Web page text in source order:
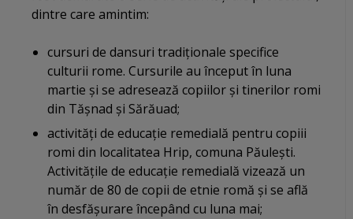
dintre care amintim:
cursuri de dansuri tradiționale specifice
culturii rome. Cursurile au început în luna
martie și se adresează copiilor și tinerilor romi
din Tășnad și Sărăuad;
activități de educație remedială pentru copiii
romi din localitatea Hrip, comuna Păulești.
Activitățile de educație remedială vizează un
număr de 80 de copii de etnie romă și se află
în desfășurare începând cu luna mai;